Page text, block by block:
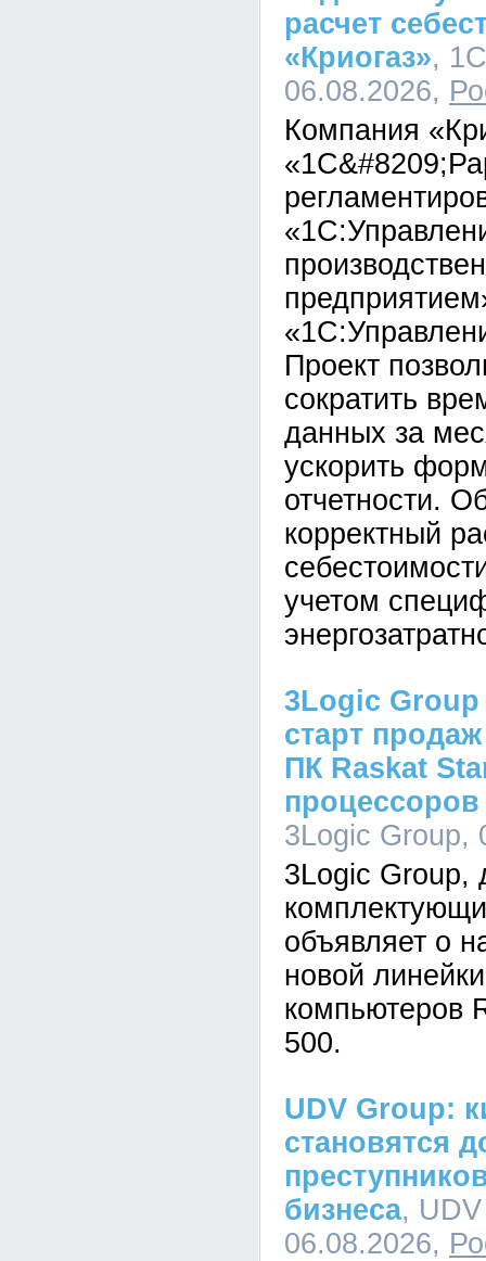
расчет
«Криогаз»,
06.08.2026,
Компания
Проект
сократить
данных за
ускорить
отчетности.
корректный
учетом
3Logic Group
старт
ПК Raskat
3Logic Group,
3Logic Group,
объявляет о
новой
компьютеров
500.
UDV Group:
становятся
бизнеса,
06.08.2026,